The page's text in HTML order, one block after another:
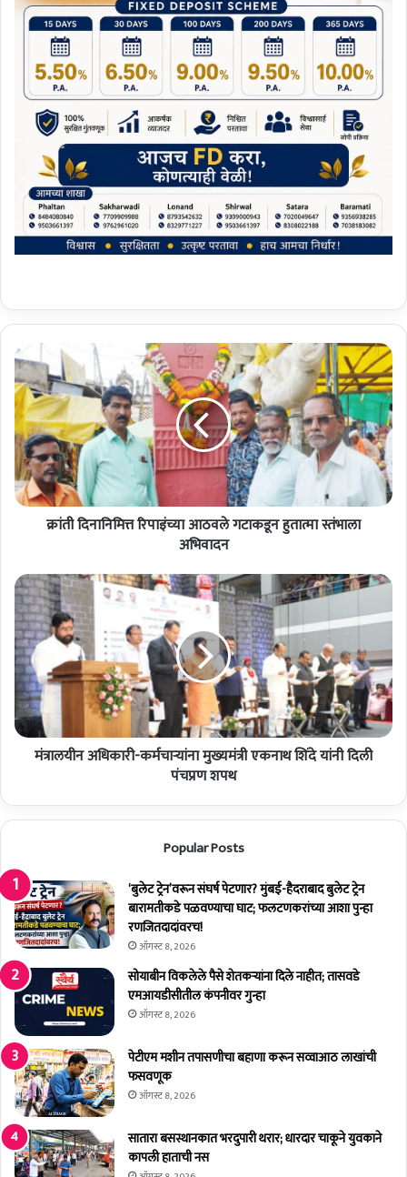
क्रां
ती
दि
ना
नि
मि
त्त
रि
पा
ठ
व
ले
ग
टा
क
डू
न
हु
भा
भि
वा
द
न
क्रांती दिनानिमित्त रिपाइंच्या आठवले गटाकडून हुतात्मा स्तंभाला
अभिवादन
मं
त्रा
ल
यी
न
अ
धि
का
री
चा
मु
ख्य
मं
त्री
ए
क
ना
थ
शिं
दे
यां
नी
दि
ली
पं
च
मंत्रालयीन अधिकारी-कर्मचाऱ्यांना मुख्यमंत्री एकनाथ शिंदे यांनी दिली
पंचप्रण शपथ
Popular Posts
‘बुलेट ट्रेन’वरून संघर्ष पेटणार? मुंबई-हैदराबाद बुलेट ट्रेन
बारामतीकडे पळवण्याचा घाट; फलटणकरांच्या आशा पुन्हा
रणजितदादांवरच!
ऑगस्ट 8, 2026
सोयाबीन विकलेले पैसे शेतकर्‍यांना दिले नाहीत; तासवडे
एमआयडीसीतील कंपनीवर गुन्हा
ऑगस्ट 8, 2026
पेटीएम मशीन तपासणीचा बहाणा करून सव्वाआठ लाखांची
फसवणूक
ऑगस्ट 8, 2026
सातारा बसस्थानकात भरदुपारी थरार; धारदार चाकूने युवकाने
कापली हाताची नस